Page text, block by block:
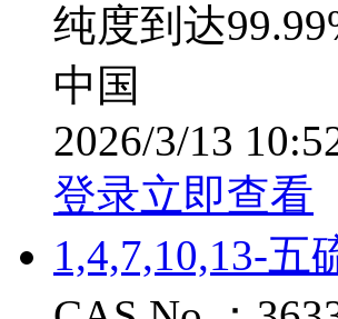
纯度到达
中国
2026/3/13
登录立即查看
1,4,7,10,13-五